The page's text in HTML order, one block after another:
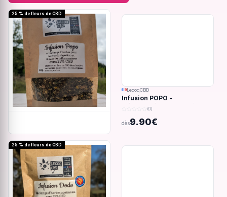
25 % de fleurs de CBD
LecoqCBD
Infusion POPO -
Inflammations du système
digestif - 32g
(0)
dès9.90€
25 % de fleurs de CBD